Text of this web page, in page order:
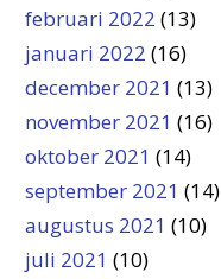
februari 2022 (13)
januari 2022 (16)
december 2021 (13)
november 2021 (16)
oktober 2021 (14)
september 2021 (14)
augustus 2021 (10)
juli 2021 (10)